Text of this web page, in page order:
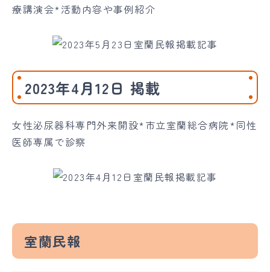
療講演会*活動内容や事例紹介
2023年4月12日 掲載
女性泌尿器科専門外来開設*市立室蘭総合病院*同性
医師専属で診察
室蘭民報